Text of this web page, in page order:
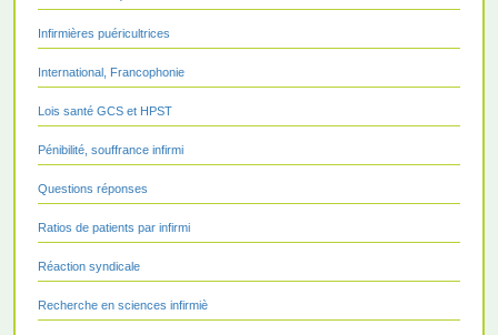
Infirmières puéricultrices
International, Francophonie
Lois santé GCS et HPST
Pénibilité, souffrance infirmi
Questions réponses
Ratios de patients par infirmi
Réaction syndicale
Recherche en sciences infirmiè